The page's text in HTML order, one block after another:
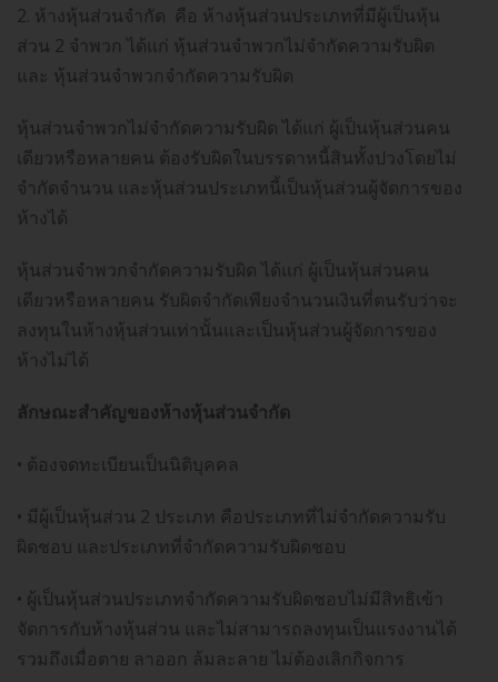
2. ห้างหุ้นส่วนจำกัด คือ ห้างหุ้นส่วนประเภทที่มีผู้เป็นหุ้น
ส่วน 2 จำพวก ได้แก่ หุ้นส่วนจำพวกไม่จำกัดความรับผิด
และ หุ้นส่วนจำพวกจำกัดความรับผิด
หุ้นส่วนจำพวกไม่จำกัดความรับผิด ได้แก่ ผู้เป็นหุ้นส่วนคน
เดียวหรือหลายคน ต้องรับผิดในบรรดาหนี้สินทั้งปวงโดยไม่
จำกัดจำนวน และหุ้นส่วนประเภทนี้เป็นหุ้นส่วนผู้จัดการของ
ห้างได้
หุ้นส่วนจำพวกจำกัดความรับผิด ได้แก่ ผู้เป็นหุ้นส่วนคน
เดียวหรือหลายคน รับผิดจำกัดเพียงจำนวนเงินที่ตนรับว่าจะ
ลงทุนในห้างหุ้นส่วนเท่านั้นและเป็นหุ้นส่วนผู้จัดการของ
ห้างไม่ได้
ลักษณะสำคัญของห้างหุ้นส่วนจำกัด
• ต้องจดทะเบียนเป็นนิติบุคคล
• มีผู้เป็นหุ้นส่วน 2 ประเภท คือประเภทที่ไม่จำกัดความรับ
ผิดชอบ และประเภทที่จำกัดความรับผิดชอบ
• ผู้เป็นหุ้นส่วนประเภทจำกัดความรับผิดชอบไม่มีสิทธิเข้า
จัดการกับห้างหุ้นส่วน และไม่สามารถลงทุนเป็นแรงงานได้
รวมถึงเมื่อตาย ลาออก ล้มละลาย ไม่ต้องเลิกกิจการ